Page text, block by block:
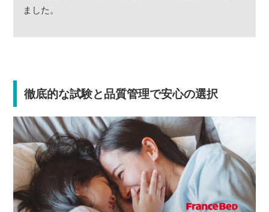
ました。
徹底的な試験と品質管理で安心の選択